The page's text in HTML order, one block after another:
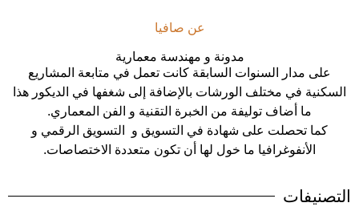
عن صافيا
مدونة و مهندسة معمارية
على مدار السنوات السابقة كانت تعمل في متابعة المشاريع
السكنية في مختلف الورشات بالإضافة إلى شغفها في الديكور هذا
ما أضاف توليفة من الخبرة التقنية و الفن المعماري.
كما تحصلت على شهادة في التسويق و التسويق الرقمي و
الأنفوغرافيا ما خول لها أن تكون متعددة الاختصاصات.
التصنيفات